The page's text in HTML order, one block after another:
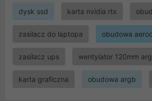
dysk ssd karta nvidia rtx
zasilacz do laptopa obudowa
zasilacz ups wentylator 120mm
karta graficzna obudowa argb